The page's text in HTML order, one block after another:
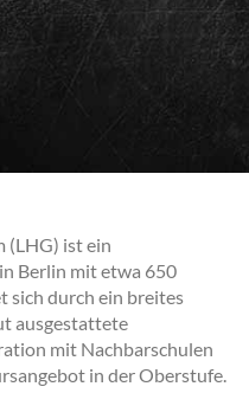
(LHG) ist ein
Berlin mit etwa 650
sich durch ein breites
ausgestattete
mit Nachbarschulen
in der Oberstufe.